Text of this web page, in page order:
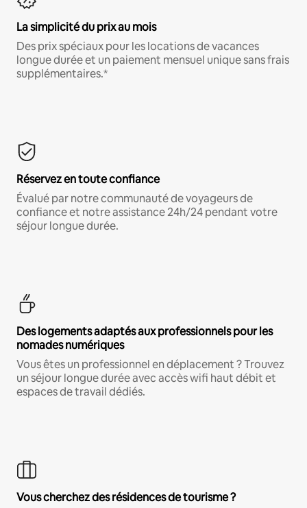
La simplicité du prix au mois
Des prix spéciaux pour les locations de vacances
longue durée et un paiement mensuel unique sans frais
supplémentaires.*
Réservez en toute confiance
Évalué par notre communauté de voyageurs de
confiance et notre assistance 24h/24 pendant votre
séjour longue durée.
Des logements adaptés aux professionnels pour les
nomades numériques
Vous êtes un professionnel en déplacement ? Trouvez
un séjour longue durée avec accès wifi haut débit et
espaces de travail dédiés.
Vous cherchez des résidences de tourisme ?